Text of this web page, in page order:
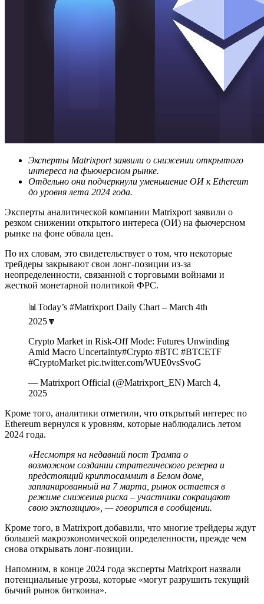
Эксперты Matrixport заявили о снижении открытого
интереса на фьючерсном рынке.
Отдельно они подчеркнули уменьшение ОИ к Ethereum
до уровня лета 2024 года.
Эксперты аналитической компании Matrixport заявили о
резком снижении открытого интереса (ОИ) на фьючерсном
рынке на фоне обвала цен.
По их словам, это свидетельствует о том, что некоторые
трейдеры закрывают свои лонг-позиции из-за
неопределенности, связанной с торговыми войнами и
жесткой монетарной политикой ФРС.
📊Today’s #Matrixport Daily Chart – March 4th
2025🔽
Crypto Market in Risk-Off Mode: Futures Unwinding
Amid Macro Uncertainty#Crypto #BTC #BTCETF
#CryptoMarket pic.twitter.com/WUE0vsSvoG
— Matrixport Official (@Matrixport_EN) March 4,
2025
Кроме того, аналитики отметили, что открытый интерес по
Ethereum вернулся к уровням, которые наблюдались летом
2024 года.
«Несмотря на недавний пост Трампа о
возможном создании стратегического резерва и
предстоящий криптосаммит в Белом доме,
запланированный на 7 марта, рынок остается в
режиме снижения риска – участники сокращают
свою экспозицию», — говорится в сообщении.
Кроме того, в Matrixport добавили, что многие трейдеры ждут
большей макроэкономической определенности, прежде чем
снова открывать лонг-позиции.
Напомним, в конце 2024 года эксперты Matrixport назвали
потенциальные угрозы, которые «могут разрушить текущий
бычий рынок биткоина».